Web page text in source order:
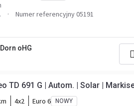
Numer referencyjny 05191
oHG
TD 691 G | Autom. | Solar |
4x2 Euro 6 NOWY